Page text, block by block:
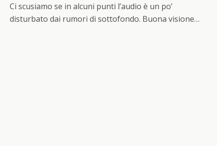
Ci scusiamo se in alcuni punti l’audio è un po’
disturbato dai rumori di sottofondo. Buona visione…